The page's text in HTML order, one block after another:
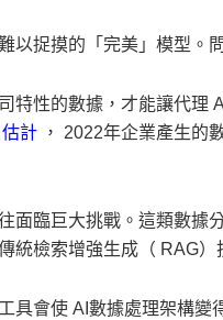
以捉摸的「完美」模型。
特性的數據，才能讓代理
估計 ，
2022年企業產生的
面臨巨大挑戰。這類數據
統檢索增強生成（ RAG）
具會使 AI數據處理架構變